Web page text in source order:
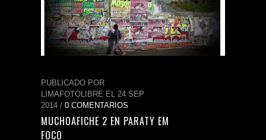
PUBLICADO POR
LIMAFOTOLIBRE EL 24 SEP
2014 / 0 COMENTARIOS
MUCHOAFICHE 2 EN PARATY EM
FOCO